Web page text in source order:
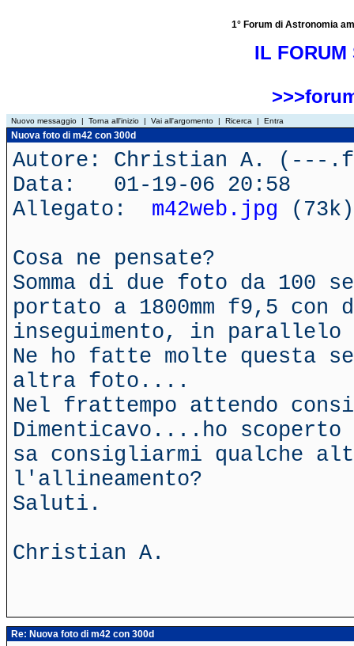
1° Forum di Astronomia
IL FORUM
Nuovo messaggio | Torna all'inizio | Vai all'argomento | Ricerca | Entra
Nuova foto di m42 con 300d
Autore: Christian A. (---
Data: 01-19-06 20:58
Allegato: m42web.jpg (73k)
Cosa ne pensate?
Somma di due foto da
portato a 1800mm f9,5
inseguimento, in
Ne ho fatte molte questa
altra foto....
Nel frattempo attendo
Dimenticavo....ho
sa consigliarmi qualche
l'allineamento?
Saluti.
Christian A.
Re: Nuova foto di m42 con 300d